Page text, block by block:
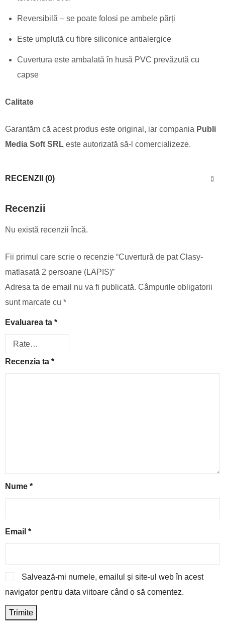
Reversibilă – se poate folosi pe ambele părți
Este umplută cu fibre siliconice antialergice
Cuvertura este ambalată în husă PVC prevăzută cu
capse
Calitate
Garantăm că acest produs este original, iar compania Publi
Media Soft SRL este autorizată să-l comercializeze.
RECENZII (0)
Recenzii
Nu există recenzii încă.
Fii primul care scrie o recenzie “Cuvertură de pat Clasy-
matlasată 2 persoane (LAPIS)”
Adresa ta de email nu va fi publicată. Câmpurile obligatorii
sunt marcate cu *
Evaluarea ta *
Recenzia ta *
Nume *
Email *
Salvează-mi numele, emailul și site-ul web în acest
navigator pentru data viitoare când o să comentez.